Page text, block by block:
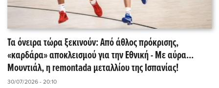
Τα όνειρα τώρα ξεκινούν: Από άθλος πρόκρισης,
«καρδάρα» αποκλεισμού για την Εθνική - Με αύρα...
Μουντιάλ, η remontada μεταλλίου της Ισπανίας!
30/07/2026 - 20:10